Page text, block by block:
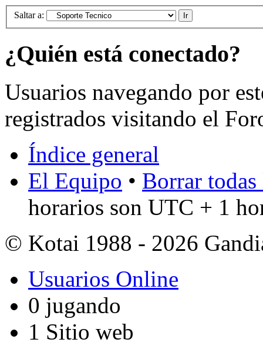
Saltar a:
¿Quién está conectado?
Usuarios navegando por
registrados visitando el
Índice general
El Equipo • Borrar
horarios son UTC + 1
© Kotai 1988 - 2026
Usuarios Online
0 jugando
1 Sitio web